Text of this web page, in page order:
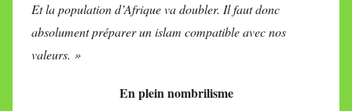
Et la population d’Afrique va doubler. Il faut donc
absolument préparer un islam compatible avec nos
valeurs. »
En plein nombrilisme